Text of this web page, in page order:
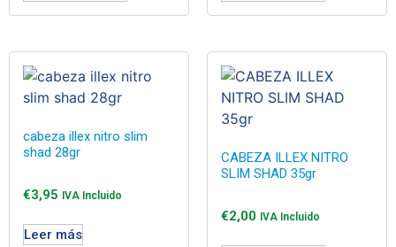
cabeza illex nitro slim
shad 28gr
€3,95 IVA Incluido
Leer más
CABEZA ILLEX NITRO
SLIM SHAD 35gr
€2,00 IVA Incluido